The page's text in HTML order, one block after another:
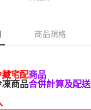
商品規格
宅配商品
商品合併計算及配送